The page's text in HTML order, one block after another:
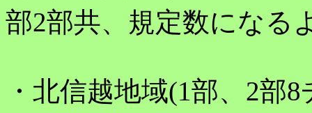
部2部共、規定数になる
・北信越地域(1部、2部